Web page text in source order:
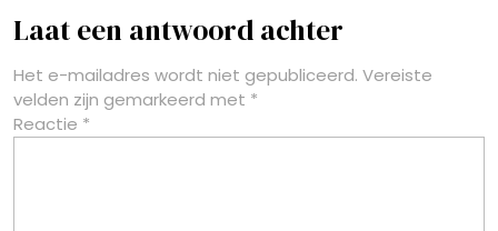
Laat een antwoord achter
Het e-mailadres wordt niet gepubliceerd. Vereiste
velden zijn gemarkeerd met *
Reactie *